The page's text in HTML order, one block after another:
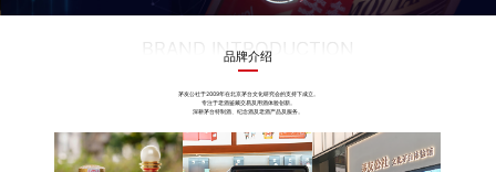
BRAND INTRODUCTION
品牌介绍
茅友公社于2009年在北京茅台文化研究会的支持下成立。
专注于老酒鉴藏交易及用酒体验创新。
深耕茅台特制酒、纪念酒及老酒产品及服务。